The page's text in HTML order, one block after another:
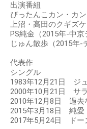
出演番組
ぴったんこカン・カン
上沼・高田のクギズ
PS純金（2015年-中京
じゅん散歩（2015年-
代表作
シングル
1983年12月21日 ジ
2000年10月21日 サ
2010年12月8日 過去
2015年3月18日 純愛
2017年5月24日 ドー